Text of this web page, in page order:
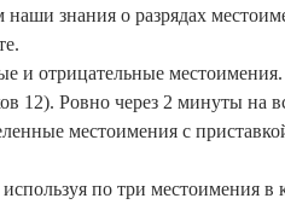
наши знания о разрядах
и отрицательные
12). Ровно через 2 минуты
местоимения с
по три